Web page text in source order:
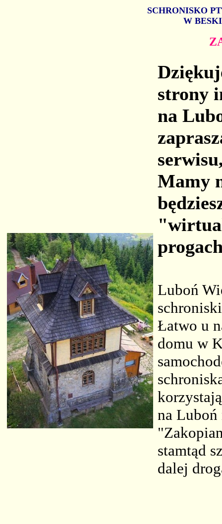
SCHRONISKO
W
strony
na
Mamy
Luboń
Łatwo u
domu w
na
stamtąd
dalej